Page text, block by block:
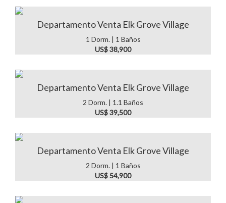
Departamento Venta Elk Grove Village
1 Dorm. | 1 Baños
US$ 38,900
Departamento Venta Elk Grove Village
2 Dorm. | 1.1 Baños
US$ 39,500
Departamento Venta Elk Grove Village
2 Dorm. | 1 Baños
US$ 54,900